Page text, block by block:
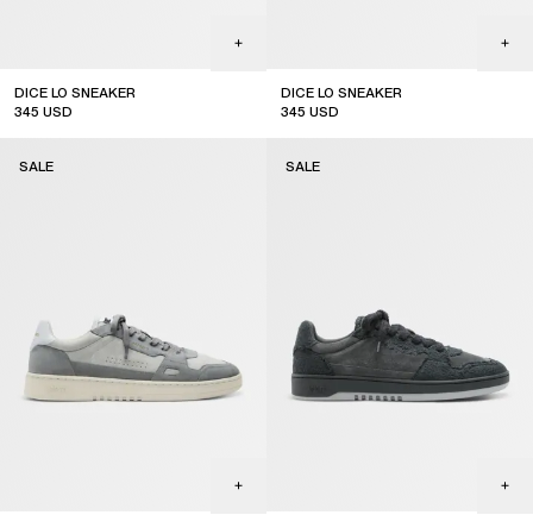
DICE LO SNEAKER
345 USD
DICE LO SNEAKER
345 USD
SALE SALE